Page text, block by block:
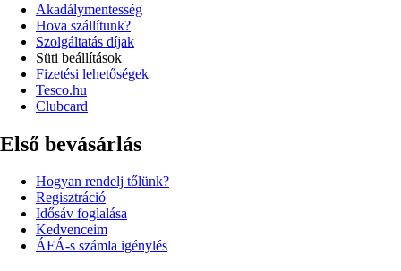
Akadálymentesség
Hova szállítunk?
Szolgáltatás díjak
Süti beállítások
Fizetési lehetőségek
Tesco.hu
Clubcard
Első bevásárlás
Hogyan rendelj tőlünk?
Regisztráció
Idősáv foglalása
Kedvenceim
ÁFÁ-s számla igénylés